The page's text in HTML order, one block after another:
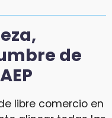
de
libre comercio en